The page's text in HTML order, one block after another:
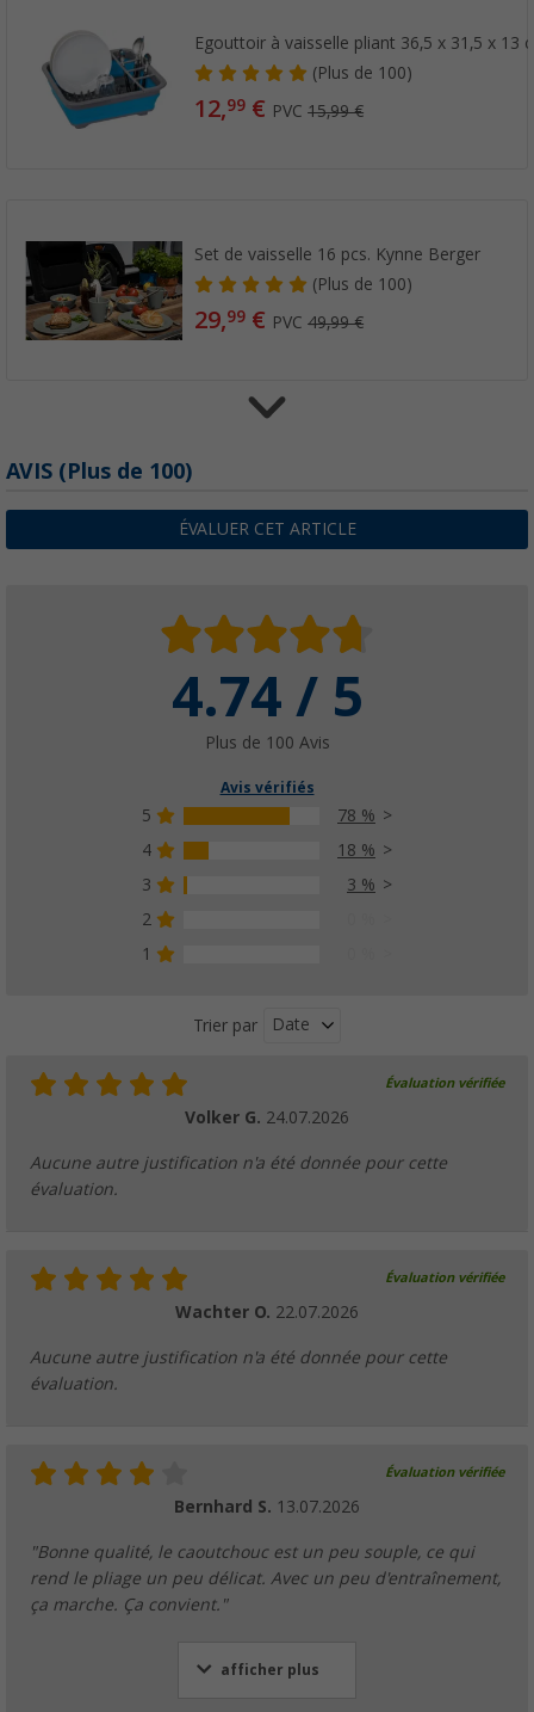
Egouttoir à vaisselle pliant 36,5 x 31,5 x 13
(Plus de 100)
12,99 € PVC15,99 €
Set de vaisselle 16 pcs. Kynne Berger
(Plus de 100)
29,99 € PVC49,99 €
1, 99€PVC4,99 €
Berger Kynne Assiette plate Ø 25 cm
(12)
2,99€PVC 5,99 €
Berger Sevilla RPET Set de vaisselle 16 pcs.
(2)
3,99€PVC 6,99 €
Nettoyant pour caravanes et plastiques 1 L
(Plus de100)
8,99€PVC9,99 €
AVIS (Plus de 100)
ÉVALUER CET ARTICLE
4.74 / 5
Plus de 100 Avis
Avis vérifiés
5
78 %
4
18 %
3
3 %
2
1
Trier par Date
Évaluation vérifiée
Volker G. 24.07.2026
Aucune autre justification n'a été donnée pour cette
évaluation.
Évaluation vérifiée
Wachter O. 22.07.2026
Aucune autre justification n'a été donnée pour cette
évaluation.
Évaluation vérifiée
Bernhard S. 13.07.2026
"Bonne qualité, le caoutchouc est un peu souple, ce qui
rend le pliage un peu délicat. Avec un peu d'entraînement,
ça marche. Ça convient."
afficher plus